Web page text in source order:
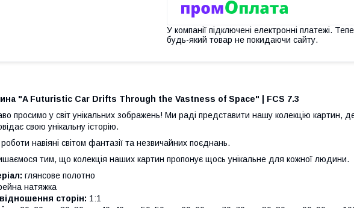
У компанії підключені електронні платежі.
будь-який товар не покидаючи сайту.
"A Futuristic Car Drifts Through the Vastness of Space" | FCS 7.3
просимо у світ унікальних зображень! Ми раді представити нашу колекцію картин,
свою унікальну історію.
навіяні світом фантазії та незвичайних поєднань.
тим, що колекція наших картин пропонує щось унікальне для кожної людини.
глянсове полотно
натяжка
сторін: 1:1